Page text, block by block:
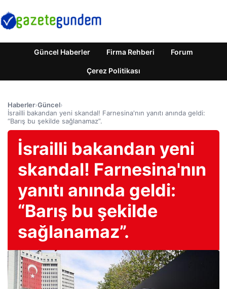
Güncel Haberler Firma Rehberi Forum
Çerez Politikası
Haberler›Güncel›
İsrailli bakandan yeni skandal! Farnesina'nın yanıtı anında geldi:
“Barış bu şekilde sağlanamaz”.
İsrailli bakandan yeni
skandal! Farnesina'nın
yanıtı anında geldi:
“Barış bu şekilde
sağlanamaz”.